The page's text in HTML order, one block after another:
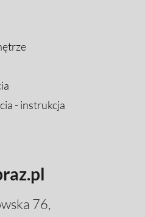
- instrukcja
76,